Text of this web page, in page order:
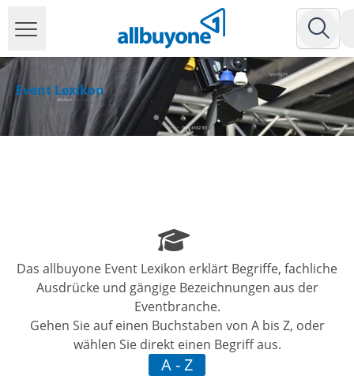
Event Lexikon
Das allbuyone Event Lexikon erklärt Begriffe, fachliche
Ausdrücke und gängige Bezeichnungen aus der
Eventbranche.
Gehen Sie auf einen Buchstaben von A bis Z, oder
wählen Sie direkt einen Begriff aus.
A - Z